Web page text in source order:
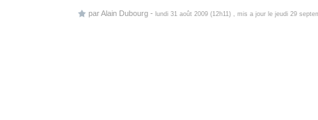
parAlain Dubourg - lundi 31 août 2009 (12h11) , mis a jour le jeudi 29